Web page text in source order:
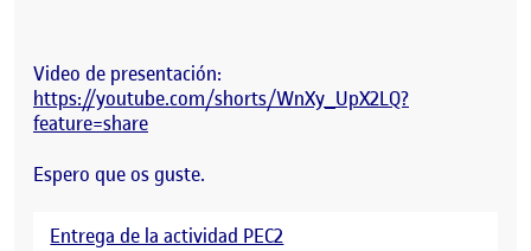
Video de presentación:
https://youtube.com/shorts/WnXy_UpX2LQ?
feature=share
Espero que os guste.
Entrega de la actividad PEC2